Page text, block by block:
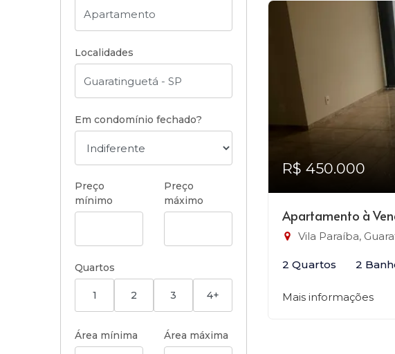
Localidades
Em condomínio fechado?
Preço
mínimo
Preço
máximo
Quartos
1 2 3 4+
Área mínima Área máxima
R$ 450.000
Apartamento à
Vila Paraíba,
2 Quartos 2
Mais informações